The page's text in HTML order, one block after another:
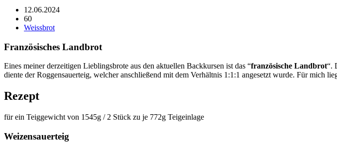
12.06.2024
60
Weissbrot
Französisches Landbrot
Eines meiner derzeitigen Lieblingsbrote aus den aktuellen Backkursen ist das “französische Landbrot“.
diente der Roggensauerteig, welcher anschließend mit dem Verhältnis 1:1:1 angesetzt wurde. Für mich
Rezept
für ein Teiggewicht von 1545g / 2 Stück zu je 772g Teigeinlage
Weizensauerteig